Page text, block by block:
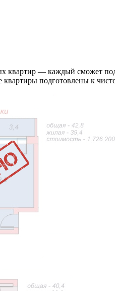
квартир — каждый сможет
подготовлены к